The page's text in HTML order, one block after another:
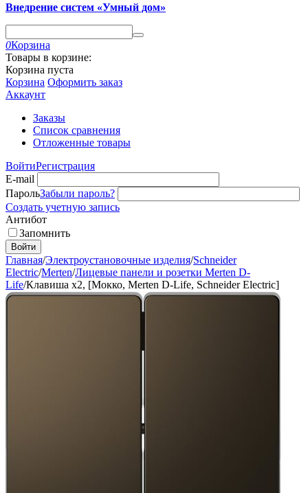
Внедрение систем «Умный дом»
0Корзина
Товары в корзине:
Корзина пуста
Корзина Оформить заказ
Аккаунт
Заказы
Список сравнения
Отложенные товары
ВойтиРегистрация
E-mail
ПарольЗабыли пароль?
Создать учетную запись
Антибот
Запомнить
Войти
Главная/Электроустановочные изделия/Schneider
Electric/Merten/Лицевые панели и розетки Merten D-
Life/Клавиша х2, [Мокко, Merten D-Life, Schneider Electric]